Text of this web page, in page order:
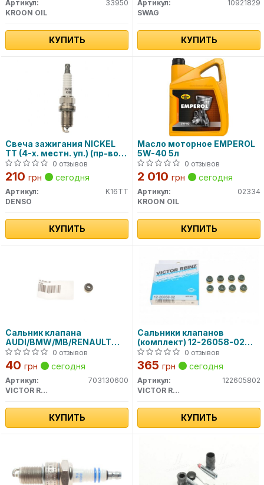
Артикул:
33950
KROON OIL
КУПИТЬ
Артикул:
10921829
SWAG
КУПИТЬ
Свеча зажигания NICKEL
TT (4-х. местн. уп.) (пр-во
DENSO)
0 отзывов
210 грн сегодня
Артикул:
K16TT
DENSO
КУПИТЬ
Масло моторное EMPEROL
5W-40 5л
0 отзывов
2 010 грн сегодня
Артикул:
02334
KROON OIL
КУПИТЬ
Сальник клапана
AUDI/BMW/MB/RENAULT
/VW 70-31306-00 VICTOR
REINZ
0 отзывов
40 грн сегодня
Артикул:
703130600
VICTOR REINZ
КУПИТЬ
Сальники клапанов
(комплект) 12-26058-02
VICTOR REINZ0 отзывов
365 грн сегодня
Артикул:
122605802
VICTOR REINZ
КУПИТЬ